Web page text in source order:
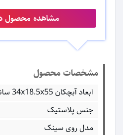
مشاهده محصول
مشخصات محصول
ابعاد آبچکان 34x18.5x55 سانتی‌متر
جنس پلاستیک
مدل روی سینک